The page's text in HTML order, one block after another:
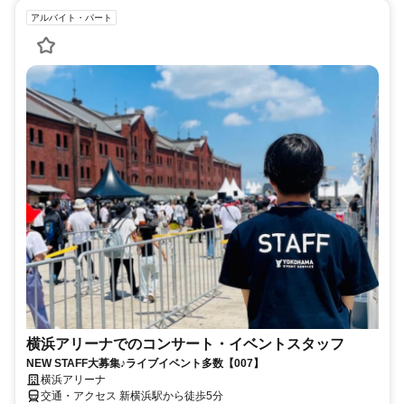
アルバイト・パート
横浜アリーナでのコンサート・イベントスタッフ
NEW STAFF大募集♪ライブイベント多数【007】
横浜アリーナ
交通・アクセス 新横浜駅から徒歩5分